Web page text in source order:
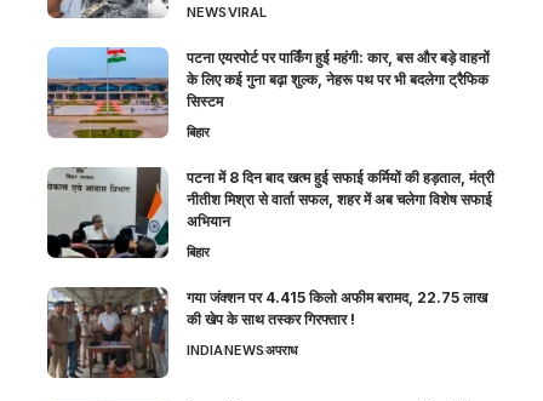
NEWSVIRAL
पटना एयरपोर्ट पर पार्किंग हुई महंगी: कार, बस और बड़े वाहनों
के लिए कई गुना बढ़ा शुल्क, नेहरू पथ पर भी बदलेगा ट्रैफिक
सिस्टम
बिहार
पटना में 8 दिन बाद खत्म हुई सफाई कर्मियों की हड़ताल, मंत्री
नीतीश मिश्रा से वार्ता सफल, शहर में अब चलेगा विशेष सफाई
अभियान
बिहार
गया जंक्शन पर 4.415 किलो अफीम बरामद, 22.75 लाख
की खेप के साथ तस्कर गिरफ्तार !
INDIANEWSअपराध